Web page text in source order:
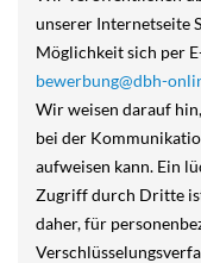
unserer Internetseite
Möglichkeit sich per
bewerbung@dbh-
Wir weisen darauf
bei der
aufweisen kann. Ein
Zugriff durch Dritte
daher, für